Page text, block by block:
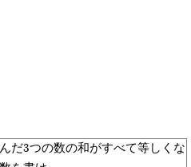
だ3つの数の和がすべて等しくな